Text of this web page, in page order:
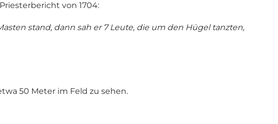
von 1704:
stand, dann sah er 7 Leute, die um den Hügel tanzten,
50 Meter im Feld zu sehen.